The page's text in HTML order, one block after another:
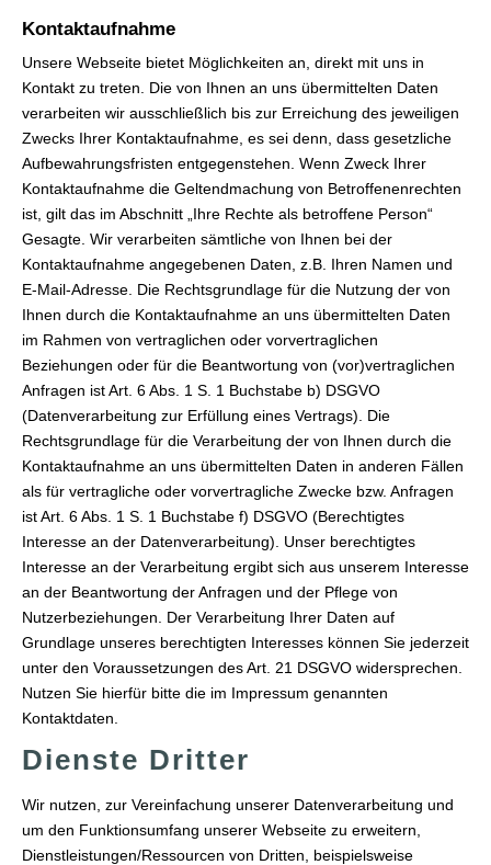
Kontaktaufnahme
Unsere Webseite bietet Möglichkeiten an, direkt mit uns in
Kontakt zu treten. Die von Ihnen an uns übermittelten Daten
verarbeiten wir ausschließlich bis zur Erreichung des jeweiligen
Zwecks Ihrer Kontaktaufnahme, es sei denn, dass gesetzliche
Aufbewahrungsfristen entgegenstehen. Wenn Zweck Ihrer
Kontaktaufnahme die Geltendmachung von Betroffenenrechten
ist, gilt das im Abschnitt „Ihre Rechte als betroffene Person“
Gesagte. Wir verarbeiten sämtliche von Ihnen bei der
Kontaktaufnahme angegebenen Daten, z.B. Ihren Namen und
E-Mail-Adresse. Die Rechtsgrundlage für die Nutzung der von
Ihnen durch die Kontaktaufnahme an uns übermittelten Daten
im Rahmen von vertraglichen oder vorvertraglichen
Beziehungen oder für die Beantwortung von (vor)vertraglichen
Anfragen ist Art. 6 Abs. 1 S. 1 Buchstabe b) DSGVO
(Datenverarbeitung zur Erfüllung eines Vertrags). Die
Rechtsgrundlage für die Verarbeitung der von Ihnen durch die
Kontaktaufnahme an uns übermittelten Daten in anderen Fällen
als für vertragliche oder vorvertragliche Zwecke bzw. Anfragen
ist Art. 6 Abs. 1 S. 1 Buchstabe f) DSGVO (Berechtigtes
Interesse an der Datenverarbeitung). Unser berechtigtes
Interesse an der Verarbeitung ergibt sich aus unserem Interesse
an der Beantwortung der Anfragen und der Pflege von
Nutzerbeziehungen. Der Verarbeitung Ihrer Daten auf
Grundlage unseres berechtigten Interesses können Sie jederzeit
unter den Voraussetzungen des Art. 21 DSGVO widersprechen.
Nutzen Sie hierfür bitte die im Impressum genannten
Kontaktdaten.
Dienste Dritter
Wir nutzen, zur Vereinfachung unserer Datenverarbeitung und
um den Funktionsumfang unserer Webseite zu erweitern,
Dienstleistungen/Ressourcen von Dritten, beispielsweise